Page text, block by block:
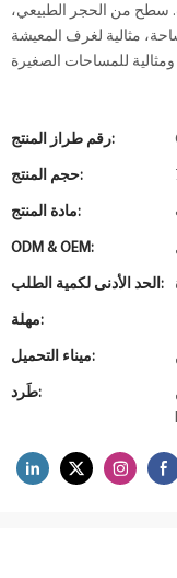
سطح من الحجر الطبيعي،
مثالية لغرف المعيشة
رقم طراز المنتج:
حجم المنتج:
مادة المنتج:
ODM & OEM:
الحد الأدنى لكمية الطلب:
مهلة:
ميناء التحميل:
طَرد: